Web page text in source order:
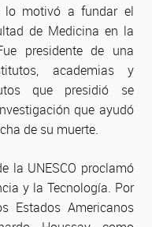
lo motivó a fundar el
de Medicina en la
presidente de una
academias y
que presidió se
que ayudó
de su muerte.
la UNESCO proclamó
y la Tecnología. Por
Estados Americanos